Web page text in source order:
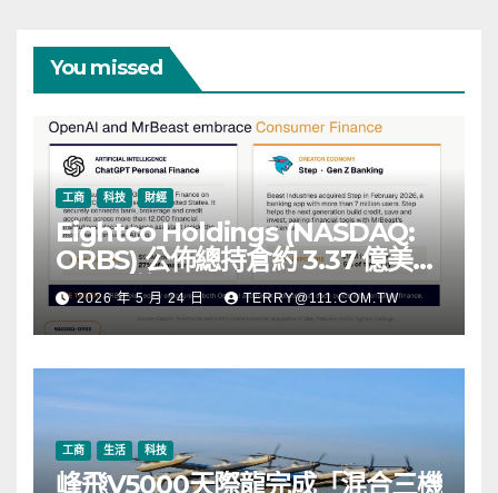
You missed
工商 科技 財經
Eightco Holdings (NASDAQ:
ORBS) 公佈總持倉約 3.37 億美
元，涵蓋 OpenAI、Beast
Industries、超過 11,000 枚以太
幣 (ETH) 及逾 2.83 億枚 WLD 代
幣
2026 年 5 月 24 日 TERRY@111.COM.TW
工商 生活 科技
峰飛V5000天際龍完成「混合三機